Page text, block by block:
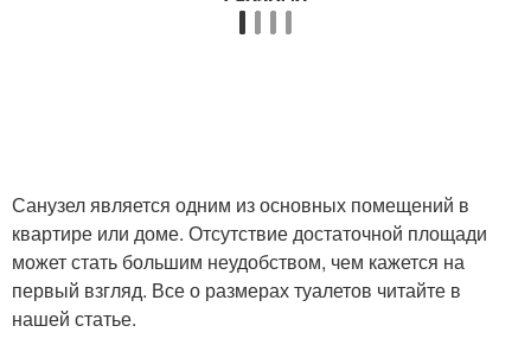
Санузел является одним из основных помещений в
квартире или доме. Отсутствие достаточной площади
может стать большим неудобством, чем кажется на
первый взгляд. Все о размерах туалетов читайте в
нашей статье.